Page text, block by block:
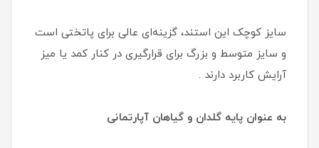
سایز کوچک این استند، گزینه‌ای عالی برای پاتختی است
و سایز متوسط و بزرگ برای قرارگیری در کنار کمد یا میز
آرایش کاربرد دارند .
به عنوان پایه گلدان و گیاهان آپارتمانی